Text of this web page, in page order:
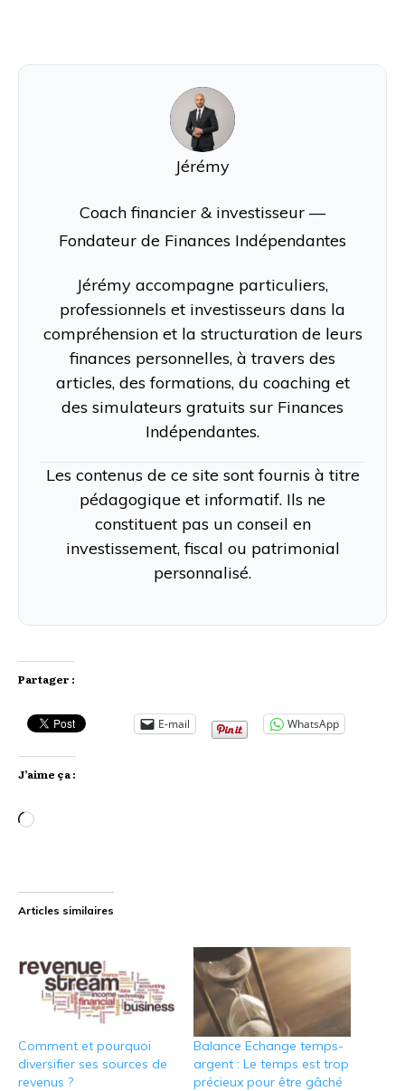
J
Jérémy
Coach financier & investisseur —
Fondateur de Finances Indépendantes
Jérémy accompagne particuliers,
professionnels et investisseurs dans la
compréhension et la structuration de leurs
finances personnelles, à travers des
articles, des formations, du coaching et
des simulateurs gratuits sur Finances
Indépendantes.
Les contenus de ce site sont fournis à titre
pédagogique et informatif. Ils ne
constituent pas un conseil en
investissement, fiscal ou patrimonial
personnalisé.
Partager :
E-mail WhatsApp
J’aime ça :
Chargement…
Articles similaires
Comment et pourquoi
diversifier ses sources de
revenus ?
Balance Echange temps-
argent : Le temps est trop
précieux pour être gâché